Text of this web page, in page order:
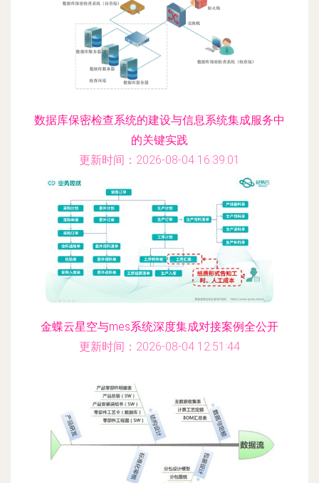
数据库保密检查系统的建设与信息系统集成服务中
的关键实践
更新时间：2026-08-04 16:39:01
金蝶云星空与mes系统深度集成对接案例全公开
更新时间：2026-08-04 12:51:44